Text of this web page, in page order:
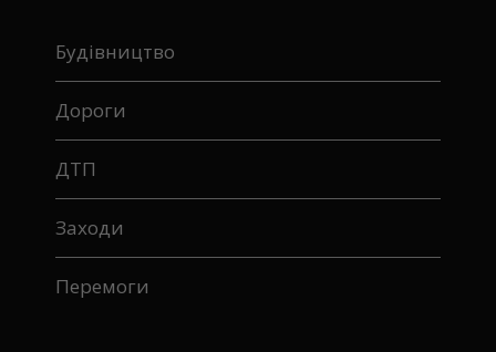
Будівництво
Дороги
ДТП
Заходи
Перемоги